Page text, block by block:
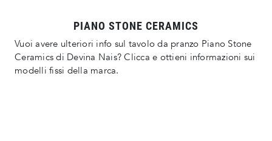
PIANO STONE CERAMICS
Vuoi avere ulteriori info sul tavolo da pranzo Piano Stone
Ceramics di Devina Nais? Clicca e ottieni informazioni sui
modelli fissi della marca.